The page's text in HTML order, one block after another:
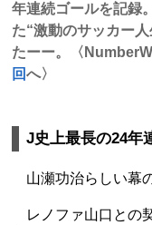
年連続ゴールを記録
た“激動のサッカー
たーー。〈
回へ〉
J史上最長の24年
山瀬功治らしい幕
レノファ山口との